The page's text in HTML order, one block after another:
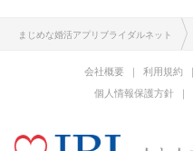
まじめな婚活アプリブライダルネット
会社概要 利用規約
個人情報保護方針